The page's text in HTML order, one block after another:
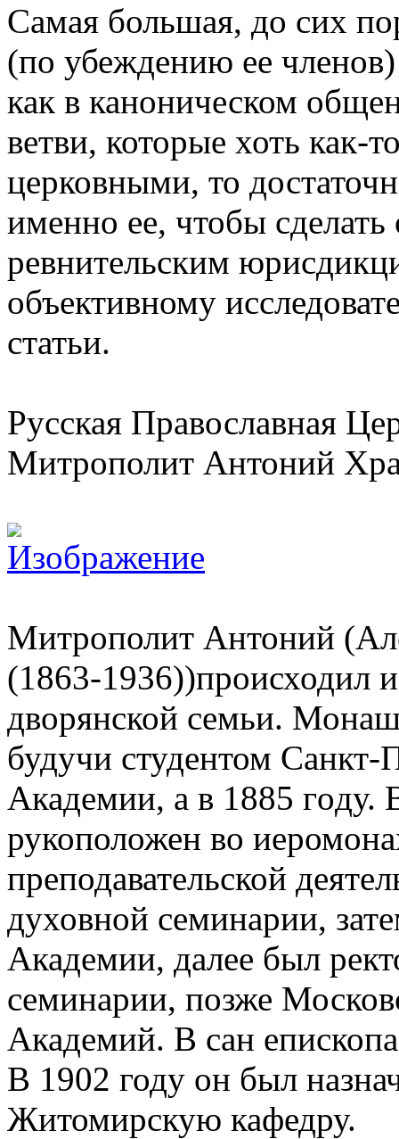
Самая большая, до сих
(по убеждению ее
как в каноническом
ветви, которые хоть как-
церковными, то
именно ее, чтобы
ревнительским
объективному
статьи.
Русская Православная
Митрополит Антоний
Митрополит Антоний
(1863-1936))происходил
дворянской семьи.
будучи студентом
Академии, а в 1885 гoду.
рукоположен во
преподавательской
духовной семинарии,
Академии, далее был
семинарии, позже
Академий. В сан
В 1902 году он был
Житомирскую кафедру.